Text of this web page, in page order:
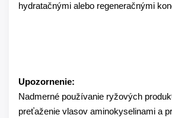
hydratačnými alebo regeneračnými
Upozornenie:
Nadmerné používanie ryžových
preťaženie vlasov aminokyselinami a